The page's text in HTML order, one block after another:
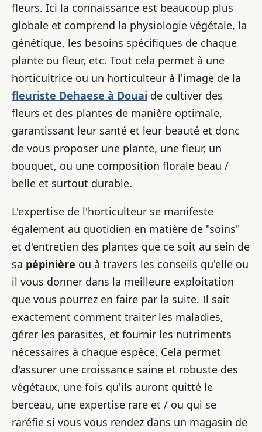
fleurs. Ici la connaissance est beaucoup plus
globale et comprend la physiologie végétale, la
génétique, les besoins spécifiques de chaque
plante ou fleur, etc. Tout cela permet à une
horticultrice ou un horticulteur à l'image de la
fleuriste Dehaese à Douai de cultiver des
fleurs et des plantes de manière optimale,
garantissant leur santé et leur beauté et donc
de vous proposer une plante, une fleur, un
bouquet, ou une composition florale beau /
belle et surtout durable.
L'expertise de l'horticulteur se manifeste
également au quotidien en matière de "soins"
et d'entretien des plantes que ce soit au sein de
sa pépinière ou à travers les conseils qu'elle ou
il vous donner dans la meilleure exploitation
que vous pourrez en faire par la suite. Il sait
exactement comment traiter les maladies,
gérer les parasites, et fournir les nutriments
nécessaires à chaque espèce. Cela permet
d'assurer une croissance saine et robuste des
végétaux, une fois qu'ils auront quitté le
berceau, une expertise rare et / ou qui se
raréfie si vous vous rendez dans un magasin de